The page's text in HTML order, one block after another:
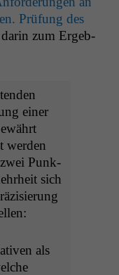
Prü­fung des
zum Ergeb­
ein­er
wer­den
Punk­
sich
als